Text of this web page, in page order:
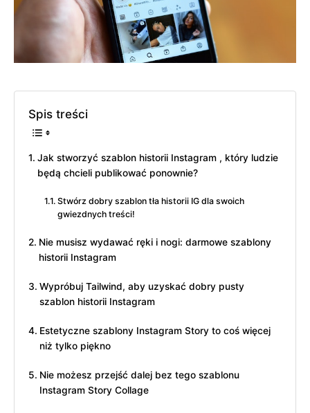
Spis treści
Jak stworzyć szablon historii Instagram , który ludzie
będą chcieli publikować ponownie?
Stwórz dobry szablon tła historii IG dla swoich
gwiezdnych treści!
Nie musisz wydawać ręki i nogi: darmowe szablony
historii Instagram
Wypróbuj Tailwind, aby uzyskać dobry pusty
szablon historii Instagram
Estetyczne szablony Instagram Story to coś więcej
niż tylko piękno
Nie możesz przejść dalej bez tego szablonu
Instagram Story Collage